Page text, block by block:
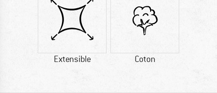
Extensible Coton